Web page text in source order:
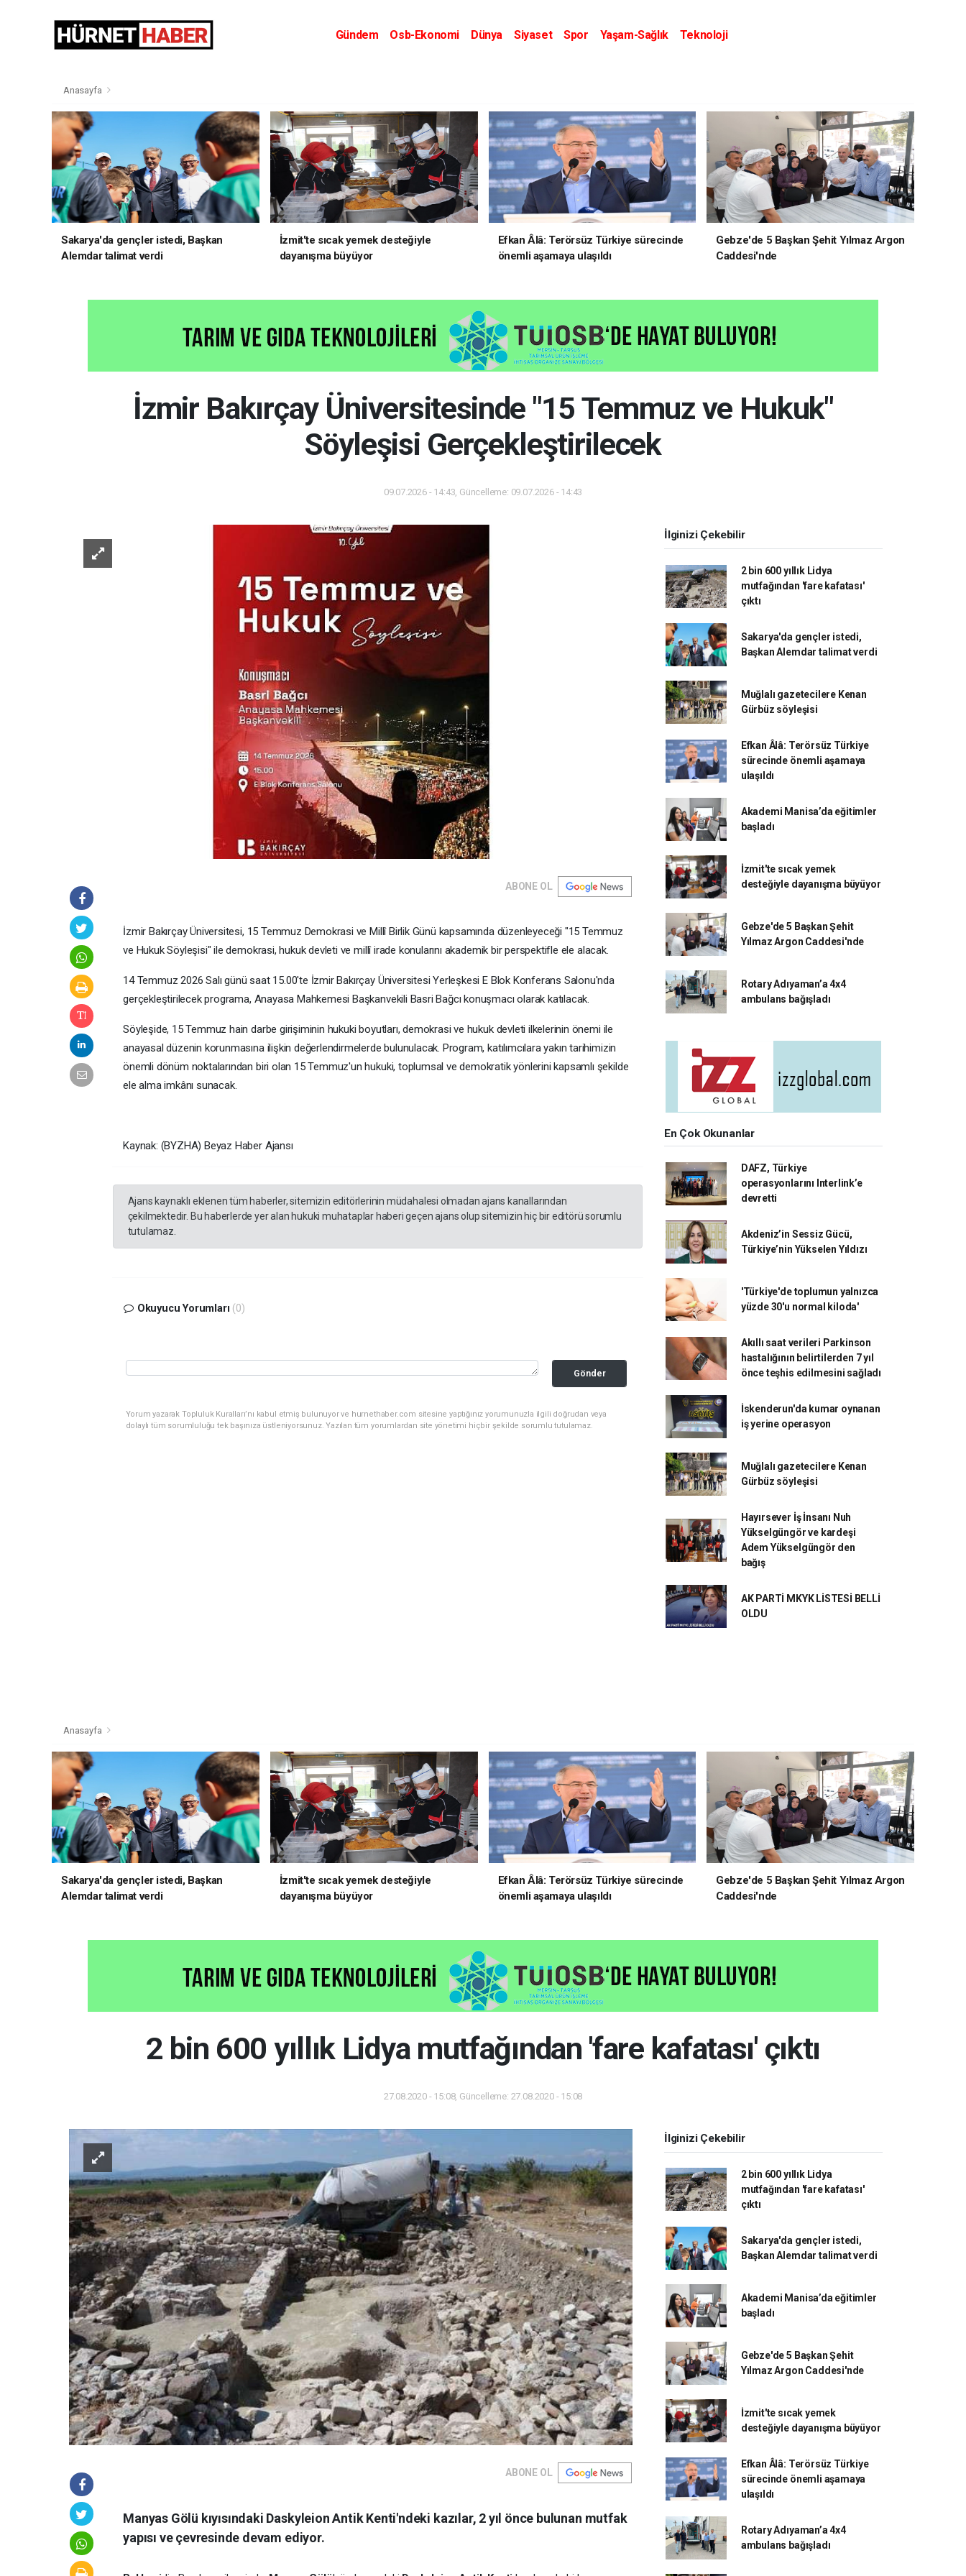
Gündem Osb-Ekonomi Dünya Siyaset Spor Yaşam-Sağlık
Teknoloji
Anasayfa
Sakarya'da gençler istedi, Başkan
Alemdar talimat verdi
İzmit'te sıcak yemek desteğiyle
dayanışma büyüyor
Efkan Âlâ: Terörsüz Türkiye sürecinde
önemli aşamaya ulaşıldı
Gebze'de 5 Başkan Şehit Yılmaz Argon
Caddesi'nde
İzmir Bakırçay Üniversitesinde "15 Temmuz ve Hukuk"
Söyleşisi Gerçekleştirilecek
09.07.2026 - 14:43, Güncelleme: 09.07.2026 - 14:43
ABONE OL
İzmir Bakırçay Üniversitesi, 15 Temmuz Demokrasi ve Millî Birlik Günü kapsamında düzenleyeceği "15 Temmuz
ve Hukuk Söyleşisi" ile demokrasi, hukuk devleti ve millî irade konularını akademik bir perspektifle ele alacak.
14 Temmuz 2026 Salı günü saat 15.00'te İzmir Bakırçay Üniversitesi Yerleşkesi E Blok Konferans Salonu'nda
gerçekleştirilecek programa, Anayasa Mahkemesi Başkanvekili Basri Bağcı konuşmacı olarak katılacak.
Söyleşide, 15 Temmuz hain darbe girişiminin hukuki boyutları, demokrasi ve hukuk devleti ilkelerinin önemi ile
anayasal düzenin korunmasına ilişkin değerlendirmelerde bulunulacak. Program, katılımcılara yakın tarihimizin
önemli dönüm noktalarından biri olan 15 Temmuz'un hukuki, toplumsal ve demokratik yönlerini kapsamlı şekilde
ele alma imkânı sunacak.
Kaynak: (BYZHA) Beyaz Haber Ajansı
Ajans kaynaklı eklenen tüm haberler, sitemizin editörlerinin müdahalesi olmadan ajans kanallarından
çekilmektedir. Bu haberlerde yer alan hukuki muhataplar haberi geçen ajans olup sitemizin hiç bir editörü sorumlu
tutulamaz.
Okuyucu Yorumları (0)
Gönder
Yorum yazarak Topluluk Kuralları’nı kabul etmiş bulunuyor ve hurnethaber.com sitesine yaptığınız yorumunuzla ilgili doğrudan veya
dolaylı tüm sorumluluğu tek başınıza üstleniyorsunuz. Yazılan tüm yorumlardan site yönetimi hiçbir şekilde sorumlu tutulamaz.
İlginizi Çekebilir
2 bin 600 yıllık Lidya
mutfağından 'fare kafatası'
çıktı
Sakarya'da gençler istedi,
Başkan Alemdar talimat verdi
Muğlalı gazetecilere Kenan
Gürbüz söyleşisi
Efkan Âlâ: Terörsüz Türkiye
sürecinde önemli aşamaya
ulaşıldı
Akademi Manisa’da eğitimler
başladı
İzmit'te sıcak yemek
desteğiyle dayanışma büyüyor
Gebze'de 5 Başkan Şehit
Yılmaz Argon Caddesi'nde
Rotary Adıyaman’a 4x4
ambulans bağışladı
En Çok Okunanlar
DAFZ, Türkiye
operasyonlarını Interlink’e
devretti
Akdeniz’in Sessiz Gücü,
Türkiye’nin Yükselen Yıldızı
'Türkiye'de toplumun yalnızca
yüzde 30'u normal kiloda'
Akıllı saat verileri Parkinson
hastalığının belirtilerden 7 yıl
önce teşhis edilmesini sağladı
İskenderun'da kumar oynanan
iş yerine operasyon
Muğlalı gazetecilere Kenan
Gürbüz söyleşisi
Hayırsever İş İnsanı Nuh
Yükselgüngör ve kardeşi
Adem Yükselgüngör den
bağış
AK PARTİ MKYK LİSTESİ BELLİ
OLDU
Anasayfa
Sakarya'da gençler istedi, Başkan
Alemdar talimat verdi
İzmit'te sıcak yemek desteğiyle
dayanışma büyüyor
Efkan Âlâ: Terörsüz Türkiye sürecinde
önemli aşamaya ulaşıldı
Gebze'de 5 Başkan Şehit Yılmaz Argon
Caddesi'nde
2 bin 600 yıllık Lidya mutfağından 'fare kafatası' çıktı
27.08.2020 - 15:08, Güncelleme: 27.08.2020 - 15:08
ABONE OL
Manyas Gölü kıyısındaki Daskyleion Antik Kenti'ndeki kazılar, 2 yıl önce bulunan mutfak
yapısı ve çevresinde devam ediyor.
İlginizi Çekebilir
2 bin 600 yıllık Lidya
mutfağından 'fare kafatası'
çıktı
Sakarya'da gençler istedi,
Başkan Alemdar talimat verdi
Akademi Manisa’da eğitimler
başladı
Gebze'de 5 Başkan Şehit
Yılmaz Argon Caddesi'nde
İzmit'te sıcak yemek
desteğiyle dayanışma büyüyor
Efkan Âlâ: Terörsüz Türkiye
sürecinde önemli aşamaya
ulaşıldı
Rotary Adıyaman’a 4x4
ambulans bağışladı